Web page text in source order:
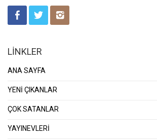
LİNKLER
ANA SAYFA
YENİ ÇIKANLAR
ÇOK SATANLAR
YAYINEVLERİ